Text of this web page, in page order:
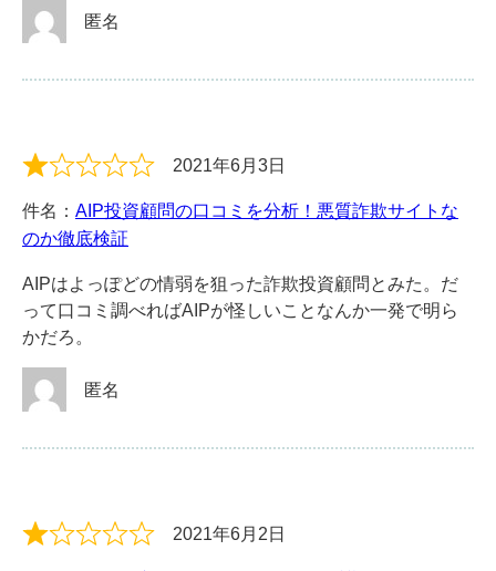
匿名
2021年6月3日
件名： AIP投資顧問の口コミを分析！悪質詐欺サイトな
のか徹底検証
AIPはよっぽどの情弱を狙った詐欺投資顧問とみた。だ
って口コミ調べればAIPが怪しいことなんか一発で明ら
かだろ。
匿名
2021年6月2日